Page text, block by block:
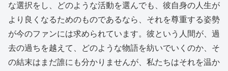
な選択をし、どのような活動を選んでも、彼自身の人生が
より良くなるためのものであるなら、それを尊重する姿勢
が今のファンには求められています。彼という人間が、過
去の過ちを越えて、どのような物語を紡いでいくのか、そ
の結末はまだ誰にも分かりませんが、私たちはそれを温か